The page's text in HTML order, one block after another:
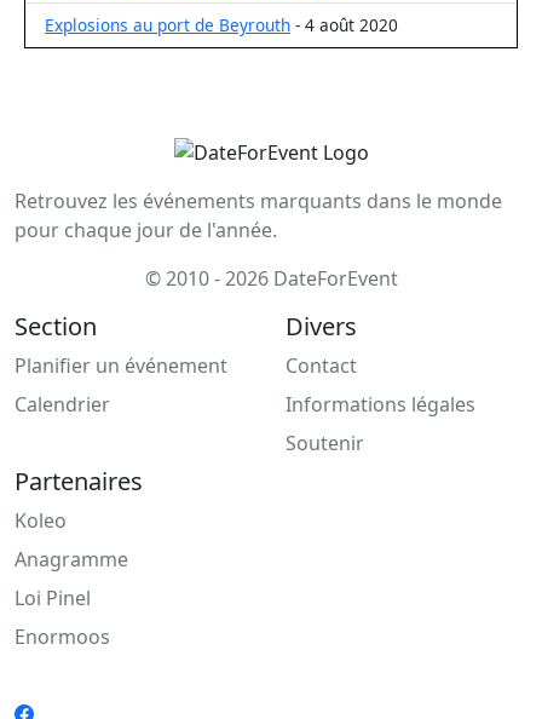
Explosions au port de Beyrouth - 4 août 2020
Retrouvez les événements marquants dans le monde
pour chaque jour de l'année.
© 2010 - 2026 DateForEvent
Section
Planifier un événement
Calendrier
Divers
Contact
Informations légales
Soutenir
Partenaires
Koleo
Anagramme
Loi Pinel
Enormoos